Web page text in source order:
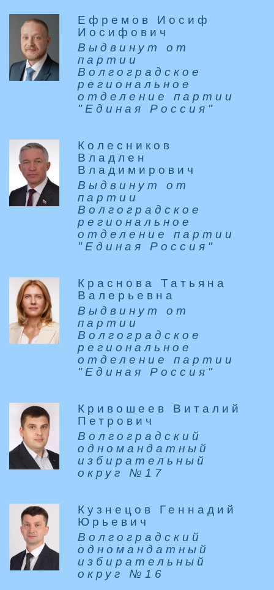
Ефремов Иосиф
Иосифович
Выдвинут от
партии
Волгоградское
региональное
отделение партии
"Единая Россия"
Колесников
Владлен
Владимирович
Выдвинут от
партии
Волгоградское
региональное
отделение партии
"Единая Россия"
Краснова Татьяна
Валерьевна
Выдвинут от
партии
Волгоградское
региональное
отделение партии
"Единая Россия"
Кривошеев Виталий
Петрович
Волгоградский
одномандатный
избирательный
округ №17
Кузнецов Геннадий
Юрьевич
Волгоградский
одномандатный
избирательный
округ №16